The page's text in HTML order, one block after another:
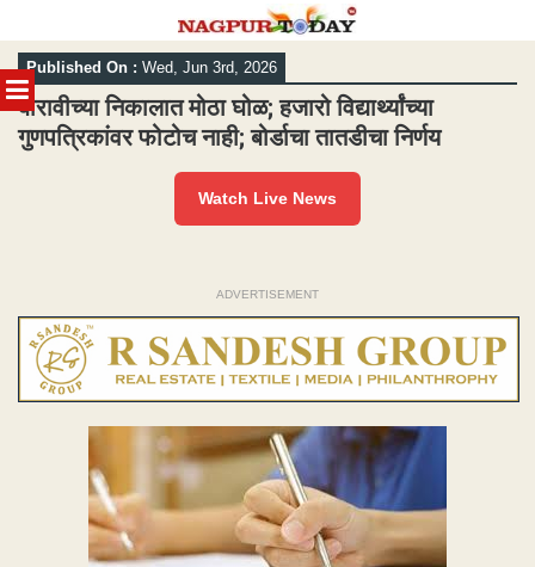
MENU
Skip
to
content
Published On : Wed, Jun 3rd, 2026
बारावीच्या निकालात मोठा घोळ; हजारो विद्यार्थ्यांच्या
गुणपत्रिकांवर फोटोच नाही; बोर्डाचा तातडीचा निर्णय
Watch Live News
ADVERTISEMENT